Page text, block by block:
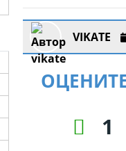
VIKATE
1